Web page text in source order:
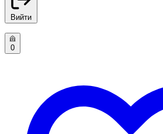
Вийти
0